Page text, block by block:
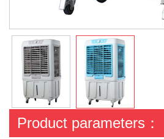
Product parameters：